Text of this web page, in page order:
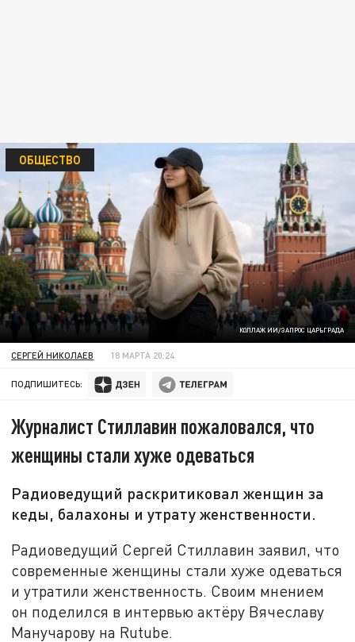
КОЛЛАЖ ИИ/ЗАПРОС ЦАРЬГРАДА
ОБЩЕСТВО
СЕРГЕЙ НИКОЛАЕВ 18 МАРТА 20:24
ПОДПИШИТЕСЬ:
Журналист Стиллавин пожаловался, что
женщины стали хуже одеваться
Радиоведущий раскритиковал женщин за
кеды, балахоны и утрату женственности.
Радиоведущий Сергей Стиллавин заявил, что
современные женщины стали хуже одеваться
и утратили женственность. Своим мнением
он поделился в интервью актёру Вячеславу
Манучарову на Rutube.